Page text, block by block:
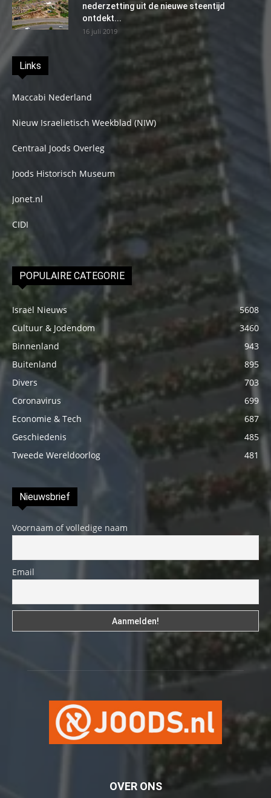
nederzetting uit de nieuwe steentijd
ontdekt...
16 juli 2019
Links
Maccabi Nederland
Nieuw Israelietisch Weekblad (NIW)
Centraal Joods Overleg
Joods Historisch Museum
Jonet.nl
CIDI
POPULAIRE CATEGORIE
Israël Nieuws
5608
Cultuur & Jodendom
3460
Binnenland
943
Buitenland
895
Divers
703
Coronavirus
699
Economie & Tech
687
Geschiedenis
485
Tweede Wereldoorlog
481
Nieuwsbrief
Voornaam of volledige naam
Email
OVER ONS